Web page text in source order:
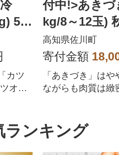
5～
カツ
オの
おい
!
付中!>あきづ
kg/8～12玉)
高知県佐川町
寄付金額
「あきづき」は
ながらも肉質は緻
的新しい品種です
上昇中でオススメ
ランキング